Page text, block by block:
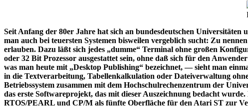
Seit Anfang der 80er Jahre hat sich an bundesdeutschen
man auch bei teuersten Systemen bisweilen vergeblich sucht: Zu
erlauben. Dazu läßt sich jedes „dumme“ Terminal ohne großen
oder 32 Bit Prozessor ausgestattet sein, ohne daß sich für den
was man heute mit „Desktop Publishing“ bezeichnet, — sieht man
in die Textverarbeitung, Tabellenkalkulation oder Dateiverwaltung
Betriebssystem zusammen mit dem Hochschulrechenzentrum der
das erste Softwareprojekt, das mit dieser Auszeichnung bedacht
RTOS/PEARL und CP/M als fünfte Oberfläche für den Atari ST zur